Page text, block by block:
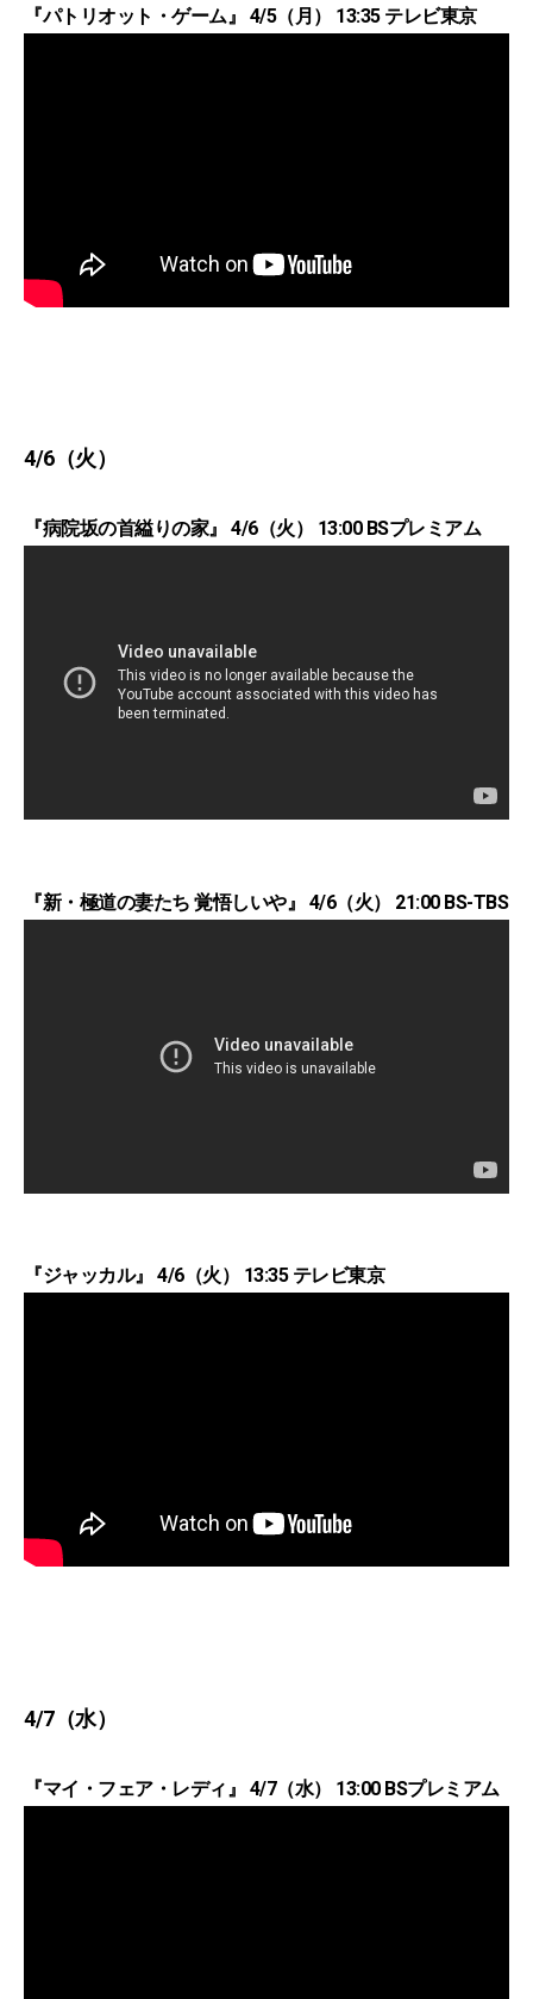
『パトリオット・ゲーム』 4/5（月） 13:35 テレビ東京
4/6（火）
『病院坂の首縊りの家』 4/6（火） 13:00 BSプレミアム
『新・極道の妻たち 覚悟しいや』 4/6（火） 21:00 BS-TBS
『ジャッカル』 4/6（火） 13:35 テレビ東京
4/7（水）
『マイ・フェア・レディ』 4/7（水） 13:00 BSプレミアム